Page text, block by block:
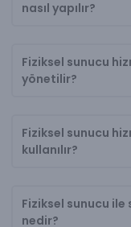
nasıl yapılır?
Fiziksel sunucu
yönetilir?
Fiziksel sunucu
kullanılır?
Fiziksel sunucu
nedir?